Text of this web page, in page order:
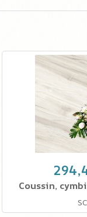
Coussin,